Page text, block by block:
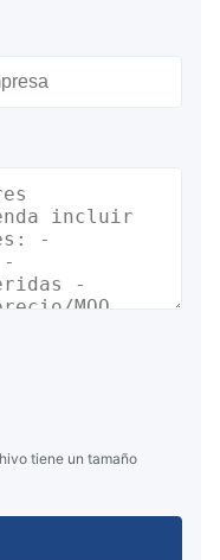
tiene un tamaño